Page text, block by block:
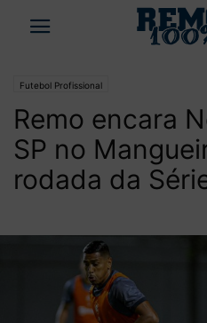
Futebol Profissional
Remo encara
SP no
rodada da